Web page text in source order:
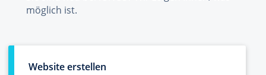
möglich ist.
Website erstellen